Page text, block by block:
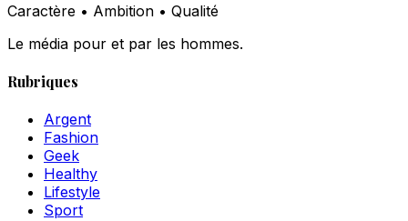
Caractère • Ambition • Qualité
Le média pour et par les hommes.
Rubriques
Argent
Fashion
Geek
Healthy
Lifestyle
Sport